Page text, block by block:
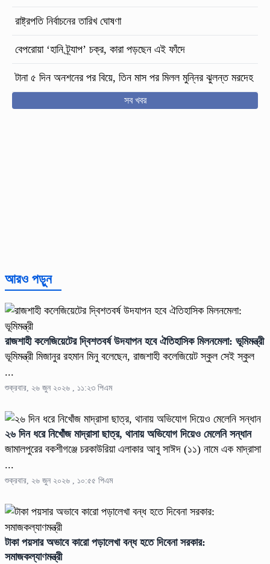
রাষ্ট্রপতি নির্বাচনের তারিখ ঘোষণা
বেপরোয়া ‘হানি ট্র্যাপ’ চক্র, কারা পড়ছেন এই ফাঁদে
টানা ৫ দিন অনশনের পর বিয়ে, তিন মাস পর মিলল মুন্নির ঝুলন্ত মরদেহ
সব খবর
আরও পড়ুন
রাজশাহী কলেজিয়েটের দ্বিশতবর্ষ উদযাপন হবে ঐতিহাসিক মিলনমেলা: ভূমিমন্ত্রী
ভূমিমন্ত্রী মিজানুর রহমান মিনু বলেছেন, রাজশাহী কলেজিয়েট স্কুল সেই স্কুল
...
শুক্রবার, ২৬ জুন ২০২৬ , ১১:২৩ পিএম
২৬ দিন ধরে নিখোঁজ মাদ্রাসা ছাত্র, থানায় অভিযোগ দিয়েও মেলেনি সন্ধান
জামালপুরের বকশীগঞ্জে চরকাউরিয়া এলাকার আবু সাঈদ (১১) নামে এক মাদ্রাসা
...
শুক্রবার, ২৬ জুন ২০২৬ , ১০:৫৫ পিএম
টাকা পয়সার অভাবে কারো পড়ালেখা বন্ধ হতে দিবেনা সরকার:
সমাজকল্যাণমন্ত্রী